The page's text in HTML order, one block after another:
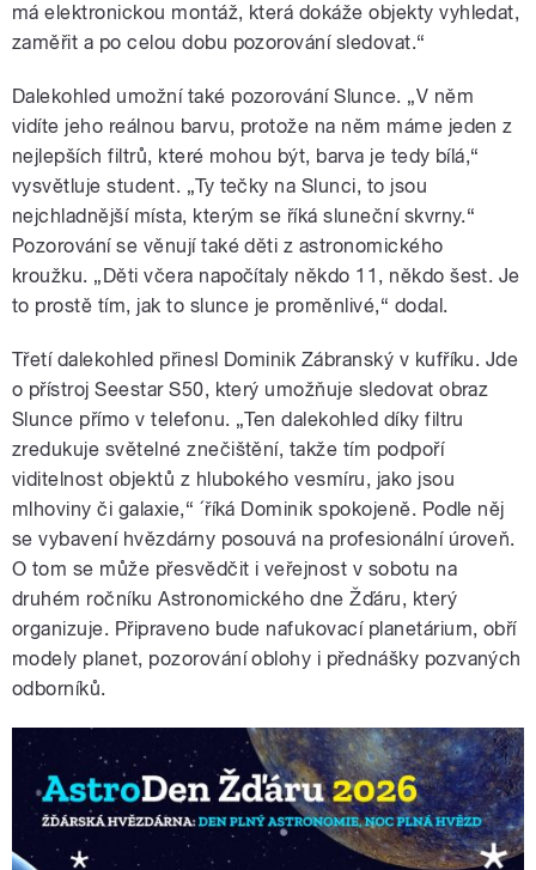
má elektronickou montáž, která dokáže objekty vyhledat,
zaměřit a po celou dobu pozorování sledovat.“
Dalekohled umožní také pozorování Slunce. „V něm
vidíte jeho reálnou barvu, protože na něm máme jeden z
nejlepších filtrů, které mohou být, barva je tedy bílá,“
vysvětluje student. „Ty tečky na Slunci, to jsou
nejchladnější místa, kterým se říká sluneční skvrny.“
Pozorování se věnují také děti z astronomického
kroužku. „Děti včera napočítaly někdo 11, někdo šest. Je
to prostě tím, jak to slunce je proměnlivé,“ dodal.
Třetí dalekohled přinesl Dominik Zábranský v kufříku. Jde
o přístroj Seestar S50, který umožňuje sledovat obraz
Slunce přímo v telefonu. „Ten dalekohled díky filtru
zredukuje světelné znečištění, takže tím podpoří
viditelnost objektů z hlubokého vesmíru, jako jsou
mlhoviny či galaxie,“ ´říká Dominik spokojeně. Podle něj
se vybavení hvězdárny posouvá na profesionální úroveň.
O tom se může přesvědčit i veřejnost v sobotu na
druhém ročníku Astronomického dne Žďáru, který
organizuje. Připraveno bude nafukovací planetárium, obří
modely planet, pozorování oblohy i přednášky pozvaných
odborníků.